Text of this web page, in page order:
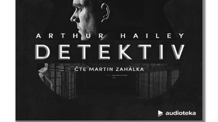
Manlio Castagna
Ismael Barriguete Castro
Arthur C. Clarke
Pierre Clostermann
Joel H. Cohen
Rowan Coleman